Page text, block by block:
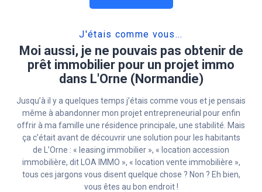
J'étais comme vous...
Moi aussi, je ne pouvais pas obtenir de
prêt immobilier pour un projet immo
dans L'Orne (Normandie)
Jusqu’à il y a quelques temps j’étais comme vous et je pensais
même à abandonner mon projet entrepreneurial pour enfin
offrir à ma famille une résidence principale, une stabilité. Mais
ça c’était avant de découvrir une solution pour les habitants
de L’Orne : « leasing immobilier », « location accession
immobilière, dit LOA IMMO », « location vente immobilière »,
tous ces jargons vous disent quelque chose ? Non ? Eh bien,
vous êtes au bon endroit !